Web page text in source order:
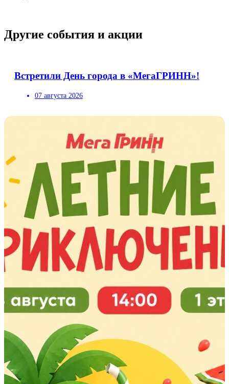
Другие события и акции
Встретили День города в «МегаГРИНН»!
07 августа 2026